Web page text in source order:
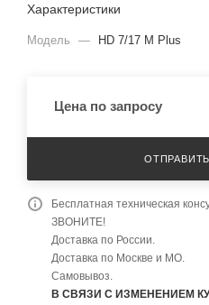
Характеристики
Модель — HD 7/17 M Plus
Цена по запросу
Бесплатная техническая
ЗВОНИТЕ!
Доставка по России.
Доставка по Москве и МО.
Самовывоз.
В СВЯЗИ С ИЗМЕНЕНИЕМ